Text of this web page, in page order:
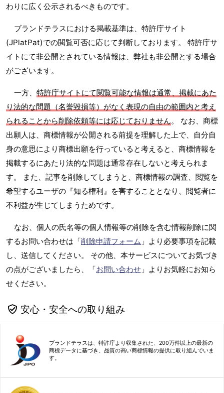
わりに広く公示されるべきものです。
ブランドテラスにおける掲載基準は、特許庁サイト
(JPlatPat)での閲覧可否に応じて判断しております。 特許庁サ
イトにて非公開とされている情報は、弊社も非公開とする場合
がございます。
一方、 特許庁サイトにて閲覧可能な情報は通常、掲載にあた
り法的な問題（名誉毀損等）がなく表現の自由の範囲内と考え
られることから削除依頼等には応じておりません。 なお、商標
出願人は、商標情報が公開される前提を理解した上で、自分自
身の意思により商標出願を行っていると考えると、商標情報を
掲載するにあたり法的な問題は通常存在しないと考えられま
す。 また、記事を削除してしまうと、商標情報の調査、閲覧を
希望するユーザの『知る権利』を害することとなり、閲覧者に
不利益が生じてしまうためです。
なお、個人の氏名等の個人情報等の削除を含む情報削除に関
するお問い合わせは「削除申請フォーム 」より必要事項を記載
し、送信してください。 その他、本サービスについてお気づき
の点がございましたら、「お問い合わせ 」よりお気軽にお知ら
せください。
安心・安全への取り組み
ブランドテラスは、特許庁より収集された、200万件以上の最新の
商標データに基づき、品質の高い商標情報の提供に取り組んでいま
す。